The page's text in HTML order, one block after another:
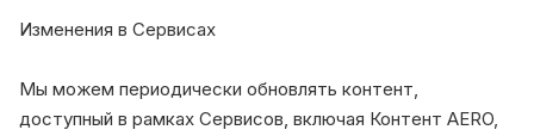
Изменения в Сервисах
Мы можем периодически обновлять контент,
доступный в рамках Сервисов, включая Контент AERO,